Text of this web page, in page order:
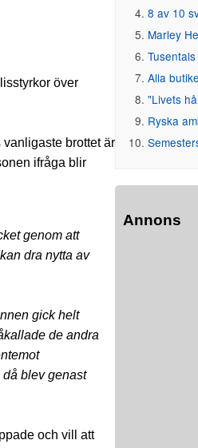
över
brottet är
ifråga blir
genom att
dra nytta av
gick helt
de andra
blev genast
och vill att
8 av 10
Marley
Alla
"Livets
Ryska
Annons